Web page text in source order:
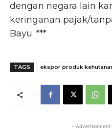
dengan negara lain
keringanan pajak/
Bayu. ***
TAGS ekspor produk
- Advertisement